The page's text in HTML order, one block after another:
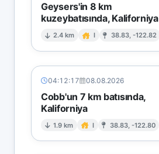
Geysers'in 8 km
kuzeybatısında, Kaliforniya
2.4 km I 38.83, -122.82
04:12:17 08.08.2026
Cobb'un 7 km batısında,
Kaliforniya
1.9 km I 38.83, -122.80